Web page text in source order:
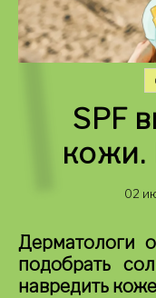
SPF
кожи.
02
Дерматологи
подобрать
навредить коже